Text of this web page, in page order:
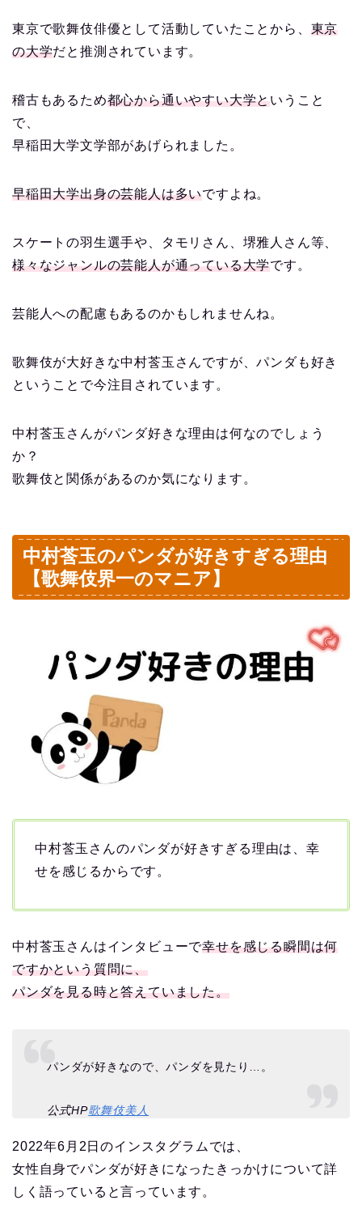
東京で歌舞伎俳優として活動していたことから、 東京
の大学だと推測されています。
稽古もあるため都心から通いやすい大学ということ
で、
早稲田大学文学部があげられました。
早稲田大学出身の芸能人は多いですよね。
スケートの羽生選手や、タモリさん、堺雅人さん等、
様々なジャンルの芸能人が通っている大学です。
芸能人への配慮もあるのかもしれませんね。
歌舞伎が大好きな中村莟玉さんですが、パンダも好き
ということで今注目されています。
中村莟玉さんがパンダ好きな理由は何なのでしょう
か？
歌舞伎と関係があるのか気になります。
中村莟玉のパンダが好きすぎる理由
【歌舞伎界一のマニア】
中村莟玉さんのパンダが好きすぎる理由は、幸
せを感じるからです。
中村莟玉さんはインタビューで幸せを感じる瞬間は何
ですかという質問に、
パンダを見る時と答えていました。
パンダが好きなので、パンダを見たり…。
公式HP歌舞伎美人
2022年6月2日のインスタグラムでは、
女性自身でパンダが好きになったきっかけについて詳
しく語っていると言っています。